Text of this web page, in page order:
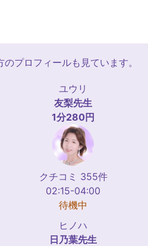
プロフィールも見ています。
ユウリ
友梨先生
1分280円
クチコミ 355件
02:15-04:00
待機中
ヒノハ
日乃葉先生